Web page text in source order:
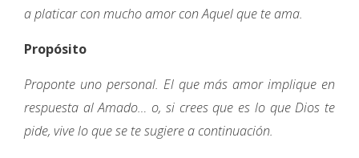
a platicar con mucho amor con Aquel que te ama.
Propósito
Proponte uno personal. El que más amor implique en
respuesta al Amado… o, si crees que es lo que Dios te
pide, vive lo que se te sugiere a continuación.